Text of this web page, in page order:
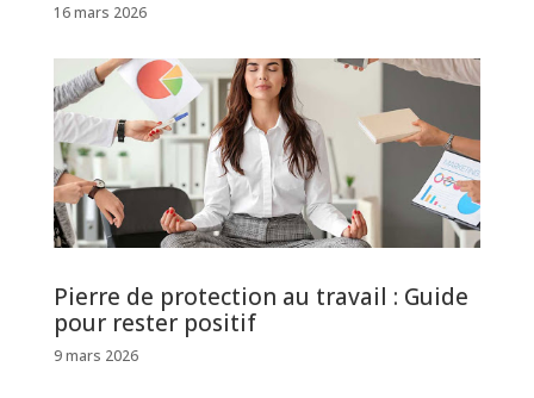
16 mars 2026
Pierre de protection au travail : Guide
pour rester positif
9 mars 2026